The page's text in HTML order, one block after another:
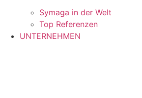
Symaga in der Welt
Top Referenzen
UNTERNEHMEN